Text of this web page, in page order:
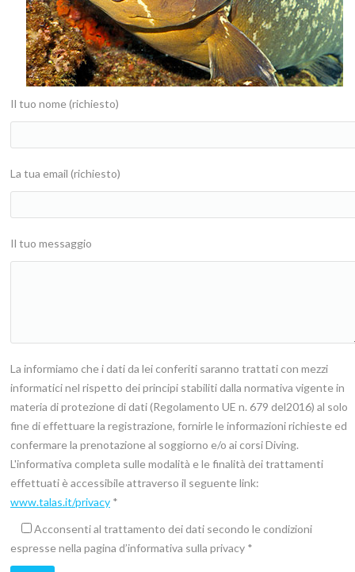
Il tuo nome (richiesto)
La tua email (richiesto)
Il tuo messaggio
La informiamo che i dati da lei conferiti saranno trattati con mezzi
informatici nel rispetto dei principi stabiliti dalla normativa vigente in
materia di protezione di dati (Regolamento UE n. 679 del2016) al solo
fine di effettuare la registrazione, fornirle le informazioni richieste ed
confermare la prenotazione al soggiorno e/o ai corsi Diving.
L'informativa completa sulle modalità e le finalità dei trattamenti
effettuati è accessibile attraverso il seguente link:
www.talas.it/privacy *
Acconsenti al trattamento dei dati secondo le condizioni
espresse nella pagina d’informativa sulla privacy *